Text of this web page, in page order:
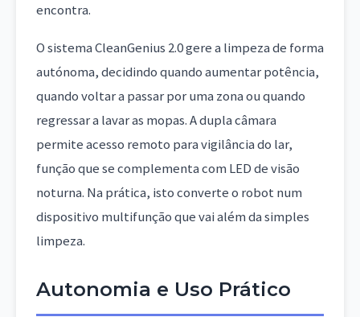
encontra.
O sistema CleanGenius 2.0 gere a limpeza de forma
autónoma, decidindo quando aumentar potência,
quando voltar a passar por uma zona ou quando
regressar a lavar as mopas. A dupla câmara
permite acesso remoto para vigilância do lar,
função que se complementa com LED de visão
noturna. Na prática, isto converte o robot num
dispositivo multifunção que vai além da simples
limpeza.
Autonomia e Uso Prático